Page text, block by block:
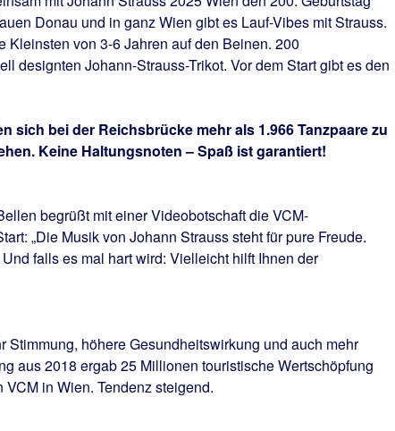
Donau und in ganz Wien gibt es Lauf-Vibes mit Strauss.
Kleinsten von 3-6 Jahren auf den Beinen. 200
designten Johann-Strauss-Trikot. Vor dem Start gibt es den
sich bei der Reichsbrücke mehr als 1.966 Tanzpaare zu
Keine Haltungsnoten – Spaß ist garantiert!
begrüßt mit einer Videobotschaft die VCM-
„Die Musik von Johann Strauss steht für pure Freude.
falls es mal hart wird: Vielleicht hilft Ihnen der
Stimmung, höhere Gesundheitswirkung und auch mehr
aus 2018 ergab 25 Millionen touristische Wertschöpfung
in Wien. Tendenz steigend.